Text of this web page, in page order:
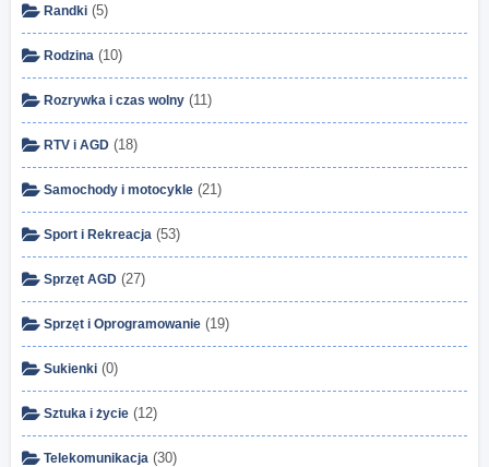
Randki (5)
Rodzina (10)
Rozrywka i czas wolny (11)
RTV i AGD (18)
Samochody i motocykle (21)
Sport i Rekreacja (53)
Sprzęt AGD (27)
Sprzęt i Oprogramowanie (19)
Sukienki (0)
Sztuka i życie (12)
Telekomunikacja (30)